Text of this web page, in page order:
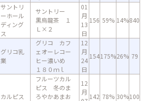
サントリ
ーホール
ディング
ス
サントリー
黒烏龍茶 １
Ｌ×２
01
月
13
日
156 59% 14%840
グリコ乳
業
グリコ カフ
ェオーレコー
ヒー濃いめ
１８０ｍｌ
12
月
24
日
154175%26% 79
カルピス
フルーツカル
ピス 冬のま
ろやかあまお
12
月
142 78% 30%100